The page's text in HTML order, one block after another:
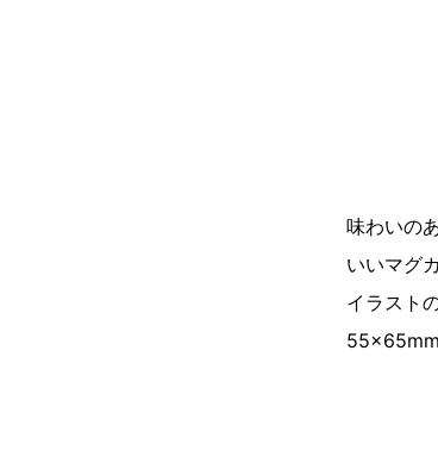
味わいの
いいマグ
イラスト
55×65mm